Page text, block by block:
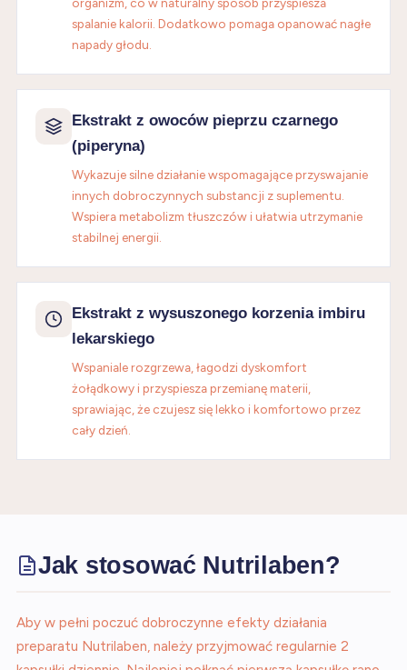
spalanie kalorii. Dodatkowo pomaga opanować nagłe
napady głodu.
Ekstrakt z owoców pieprzu czarnego
(piperyna)
Wykazuje silne działanie wspomagające przyswajanie
innych dobroczynnych substancji z suplementu.
Wspiera metabolizm tłuszczów i ułatwia utrzymanie
stabilnej energii.
Ekstrakt z wysuszonego korzenia imbiru
lekarskiego
Wspaniale rozgrzewa, łagodzi dyskomfort
żołądkowy i przyspiesza przemianę materii,
sprawiając, że czujesz się lekko i komfortowo przez
cały dzień.
Jak stosować Nutrilaben?
Aby w pełni poczuć dobroczynne efekty działania
preparatu Nutrilaben, należy przyjmować regularnie 2